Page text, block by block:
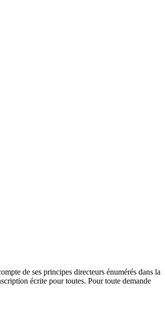
de ses principes directeurs énumérés dans la
écrite pour toutes. Pour toute demande